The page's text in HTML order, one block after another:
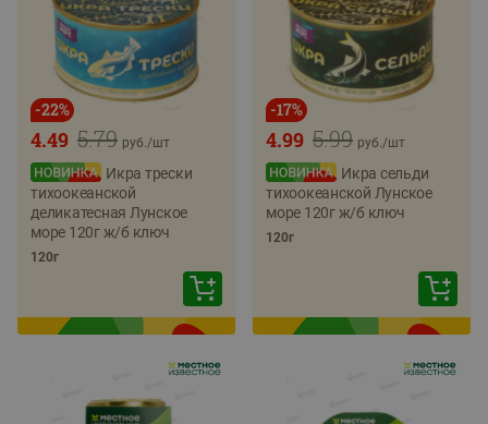
-22%
5.79
4.49 руб./шт
Икра трески
тихоокеанской
деликатесная Лунское
море 120г ж/б ключ
120г
-17%
5.99
4.99 руб./шт
Икра сельди
тихоокеанской Лунское
море 120г ж/б ключ
120г